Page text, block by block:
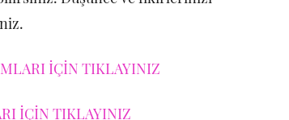
İÇİN TIKLAYINIZ
İÇİN TIKLAYINIZ